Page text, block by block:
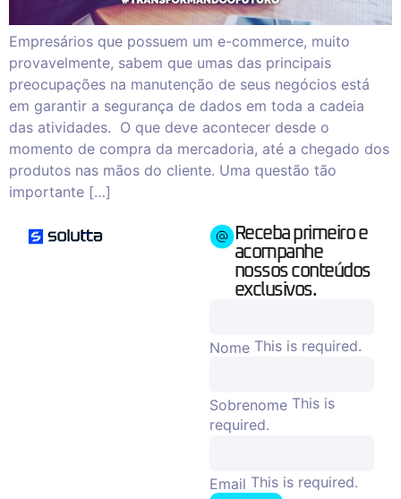
Empresários que possuem um e-commerce, muito
provavelmente, sabem que umas das principais
preocupações na manutenção de seus negócios está
em garantir a segurança de dados em toda a cadeia
das atividades. O que deve acontecer desde o
momento de compra da mercadoria, até a chegado dos
produtos nas mãos do cliente. Uma questão tão
importante […]
Receba primeiro e
acompanhe
nossos conteúdos
exclusivos.
Nome This is required.
Sobrenome This is
required.
Email This is required.